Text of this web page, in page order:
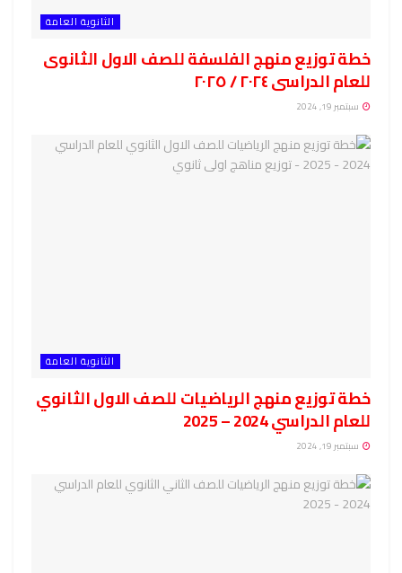
الثانوية العامة
خطة توزيع منهج الفلسفة للصف الاول الثانوى
للعام الدراسى ٢٠٢٤ / ٢٠٢٥
سبتمبر 19, 2024
الثانوية العامة
خطة توزيع منهج الرياضيات للصف الاول الثانوي
للعام الدراسي 2024 – 2025
سبتمبر 19, 2024